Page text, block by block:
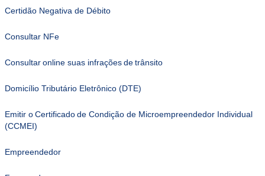
Certidão Negativa de Débito
Consultar NFe
Consultar online suas infrações de trânsito
Domicílio Tributário Eletrônico (DTE)
Emitir o Certificado de Condição de Microempreendedor Individual
(CCMEI)
Empreendedor